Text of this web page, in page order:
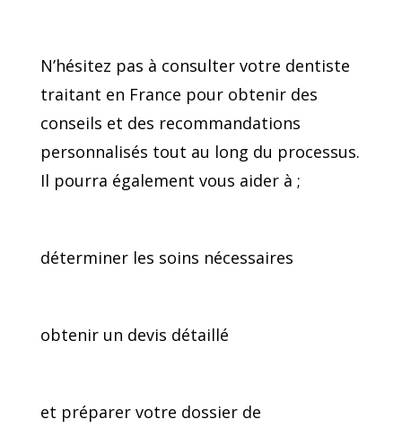
N’hésitez pas à consulter votre dentiste
traitant en France pour obtenir des
conseils et des recommandations
personnalisés tout au long du processus.
Il pourra également vous aider à ;
déterminer les soins nécessaires
obtenir un devis détaillé
et préparer votre dossier de